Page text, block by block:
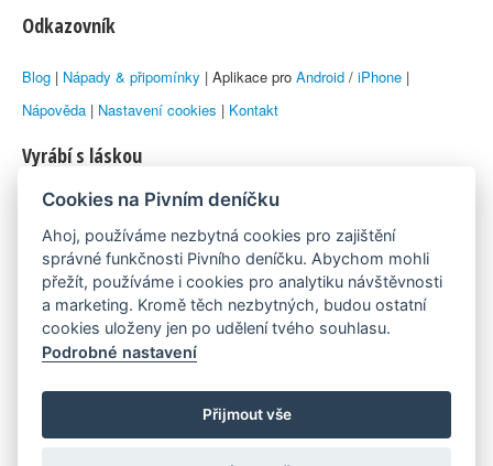
Odkazovník
Blog | Nápady & připomínky | Aplikace pro Android / iPhone |
Nápověda | Nastavení cookies | Kontakt
Vyrábí s láskou
© 2010–2026 byLukáš Zemanaka Emka
Máme rádi
Pivní.info
Poznámka pod čarou
Pivní deníček je nezávislý zdroj, který není spjat s žádným
konkrétním pivovarem ani restaurací. Názory uživatelů nemusí nutně
Cookies na Pivním deníčku
Ahoj, používáme nezbytná cookies pro zajištění
správné funkčnosti Pivního deníčku. Abychom mohli
přežít, používáme i cookies pro analytiku návštěvnosti
a marketing. Kromě těch nezbytných, budou ostatní
cookies uloženy jen po udělení tvého souhlasu.
Podrobné nastavení
Přijmout vše